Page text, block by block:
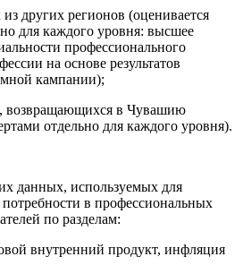
других регионов (оценивается
для каждого уровня: высшее
профессионального
на основе результатов
кампании);
возвращающихся в Чувашию
отдельно для каждого уровня).
данных, используемых для
в профессиональных
по разделам:
внутренний продукт, инфляция